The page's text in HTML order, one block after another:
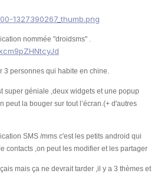
nommée "droidsms" .
3 personnes qui habite en chine.
super géniale ,deux widgets et une popup
peut la bouger sur tout l’écran.(+ d'autres
SMS /mms c'est les petits android qui
contacts ,on peut les modifier et les partager
mais ça ne devrait tarder ,il y a 3 thèmes et